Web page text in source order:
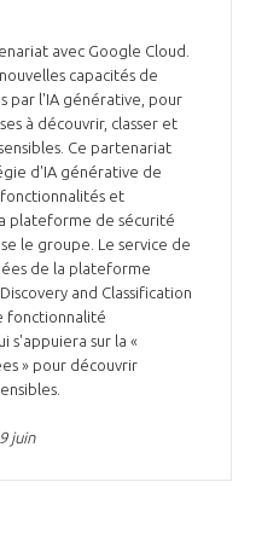
avec Google Cloud.
capacités de
par l'IA générative, pour
à découvrir, classer et
Ce partenariat
d'IA générative de
et
plateforme de sécurité
le groupe. Le service de
de la plateforme
and Classification
fonctionnalité
s'appuiera sur la «
» pour découvrir
juin